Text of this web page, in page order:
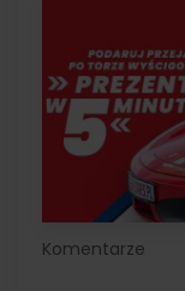
Komentarze